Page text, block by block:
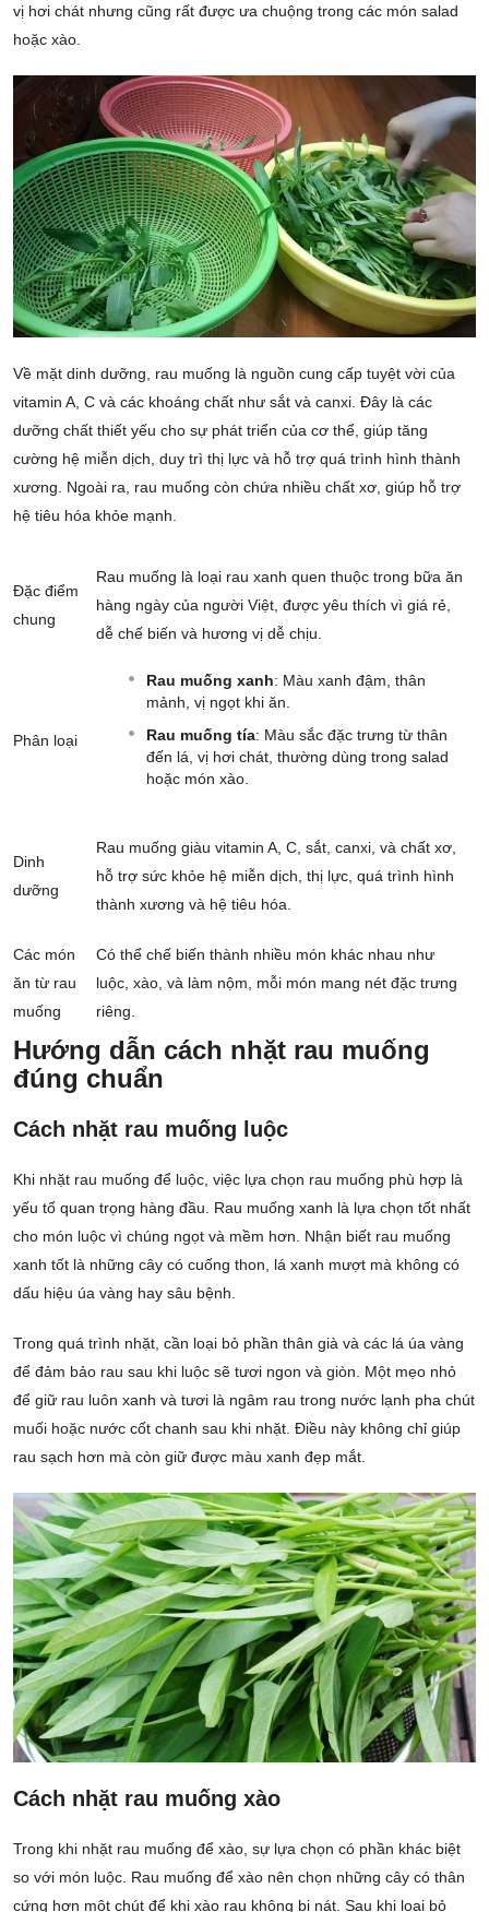
vị hơi chát nhưng cũng rất được ưa chuộng trong các món salad
hoặc xào.
Về mặt dinh dưỡng, rau muống là nguồn cung cấp tuyệt vời của
vitamin A, C và các khoáng chất như sắt và canxi. Đây là các
dưỡng chất thiết yếu cho sự phát triển của cơ thể, giúp tăng
cường hệ miễn dịch, duy trì thị lực và hỗ trợ quá trình hình thành
xương. Ngoài ra, rau muống còn chứa nhiều chất xơ, giúp hỗ trợ
hệ tiêu hóa khỏe mạnh.
Đặc điểm
chung
Rau muống là loại rau xanh quen thuộc trong bữa ăn
hàng ngày của người Việt, được yêu thích vì giá rẻ,
dễ chế biến và hương vị dễ chịu.
Phân loại
Rau muống xanh: Màu xanh đậm, thân
mảnh, vị ngọt khi ăn.
Rau muống tía: Màu sắc đặc trưng từ thân
đến lá, vị hơi chát, thường dùng trong salad
hoặc món xào.
Dinh
dưỡng
Rau muống giàu vitamin A, C, sắt, canxi, và chất xơ,
hỗ trợ sức khỏe hệ miễn dịch, thị lực, quá trình hình
thành xương và hệ tiêu hóa.
Các món
ăn từ rau
muống
Có thể chế biến thành nhiều món khác nhau như
luộc, xào, và làm nộm, mỗi món mang nét đặc trưng
riêng.
Hướng dẫn cách nhặt rau muống
đúng chuẩn
Cách nhặt rau muống luộc
Khi nhặt rau muống để luộc, việc lựa chọn rau muống phù hợp là
yếu tố quan trọng hàng đầu. Rau muống xanh là lựa chọn tốt nhất
cho món luộc vì chúng ngọt và mềm hơn. Nhận biết rau muống
xanh tốt là những cây có cuống thon, lá xanh mượt mà không có
dấu hiệu úa vàng hay sâu bệnh.
Trong quá trình nhặt, cần loại bỏ phần thân già và các lá úa vàng
để đảm bảo rau sau khi luộc sẽ tươi ngon và giòn. Một mẹo nhỏ
để giữ rau luôn xanh và tươi là ngâm rau trong nước lạnh pha chút
muối hoặc nước cốt chanh sau khi nhặt. Điều này không chỉ giúp
rau sạch hơn mà còn giữ được màu xanh đẹp mắt.
Cách nhặt rau muống xào
Trong khi nhặt rau muống để xào, sự lựa chọn có phần khác biệt
so với món luộc. Rau muống để xào nên chọn những cây có thân
cứng hơn một chút để khi xào rau không bị nát. Sau khi loại bỏ